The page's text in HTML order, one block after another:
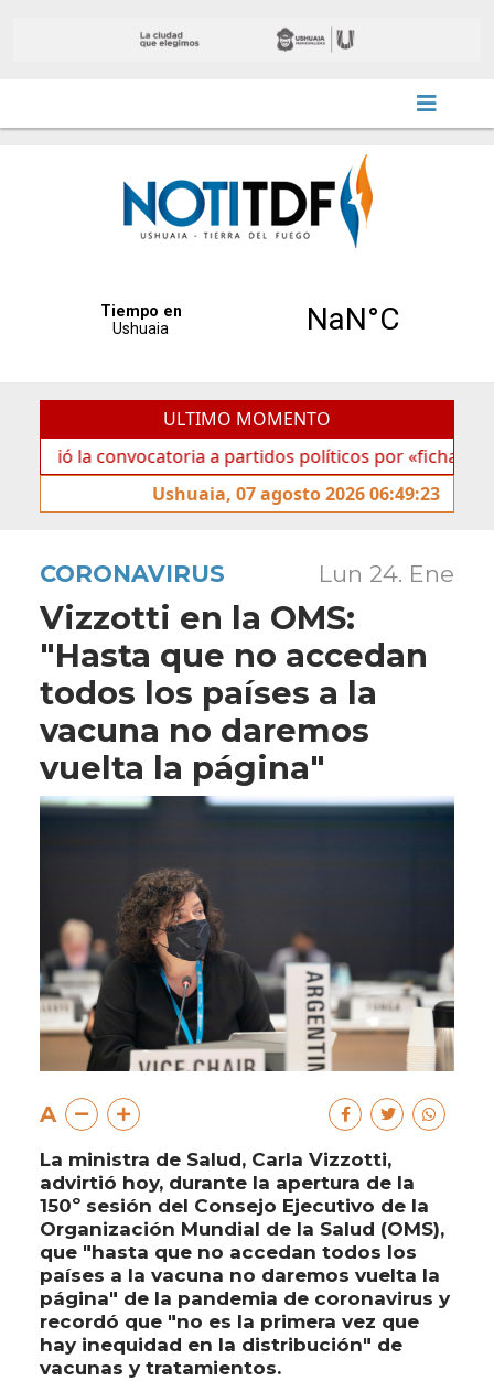
ULTIMO MOMENTO
convocatoria a partidos políticos por «ficha limpia»
Ushuaia, 07 agosto 2026 06:49:23
CORONAVIRUS Lun 24. Ene
Vizzotti en la OMS:
"Hasta que no accedan
todos los países a la
vacuna no daremos
vuelta la página"
A
La ministra de Salud, Carla Vizzotti,
advirtió hoy, durante la apertura de la
150º sesión del Consejo Ejecutivo de la
Organización Mundial de la Salud (OMS),
que "hasta que no accedan todos los
países a la vacuna no daremos vuelta la
página" de la pandemia de coronavirus y
recordó que "no es la primera vez que
hay inequidad en la distribución" de
vacunas y tratamientos.